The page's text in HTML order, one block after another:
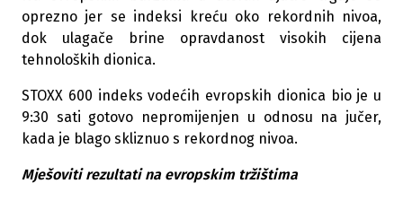
oprezno jer se indeksi kreću oko rekordnih nivoa,
dok ulagače brine opravdanost visokih cijena
tehnoloških dionica.
STOXX 600 indeks vodećih evropskih dionica bio je u
9:30 sati gotovo nepromijenjen u odnosu na jučer,
kada je blago skliznuo s rekordnog nivoa.
Mješoviti rezultati na evropskim tržištima